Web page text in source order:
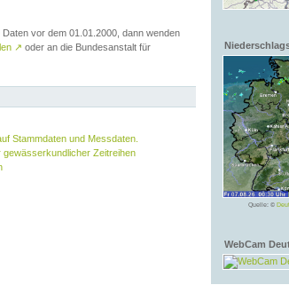
Quelle: ©
WebCam
vor dem 01.01.2000, dann wenden
↗ oder an die Bundesanstalt für
Stammdaten und Messdaten.
gewässerkundlicher Zeitreihen